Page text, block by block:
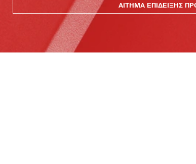
ΑΙΤΗΜΑ ΕΠΙΔΕΙΞΗΣ